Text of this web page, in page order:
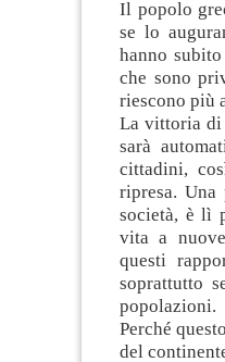
Il popolo
se lo
hanno
che sono
riescono più
La vittoria di
sarà
cittadini,
ripresa.
società, è lì
vita a
questi
soprattutto
popolazioni.
Perché
del